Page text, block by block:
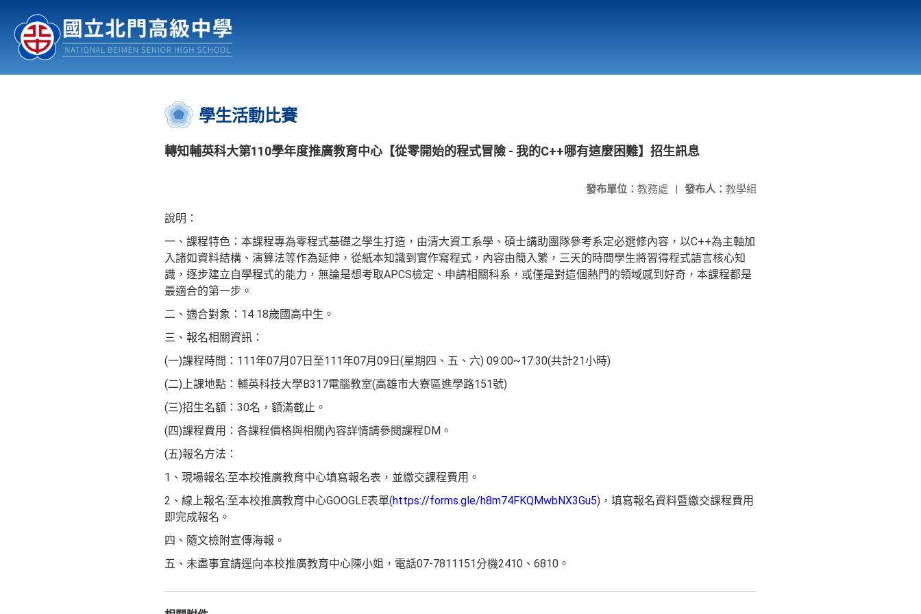
認識北中 行事曆
:::
學生活動比賽
轉知輔英科大第110學年度推廣教育中心【從零開始的程式冒險 - 我的C++哪有這麼困難】招生訊息
發布人： 教學組
發布單位： 教務處 |
說明：
一、課程特色：本課程專為零程式基礎之學生打造，由清大資工系學、碩士講助團隊參考系定必選修內容，以C++為主軸加
入諸如資料結構、演算法等作為延伸，從紙本知識到實作寫程式，內容由簡入繁，三天的時間學生將習得程式語言核心知
識，逐步建立自學程式的能力，無論是想考取APCS檢定、申請相關科系，或僅是對這個熱門的領域感到好奇，本課程都是
最適合的第一步。
二、適合對象：14 18歲國高中生。
三、報名相關資訊：
(一)課程時間：111年07月07日至111年07月09日(星期四、五、六) 09:00~17:30(共計21小時)
(二)上課地點：輔英科技大學B317電腦教室(高雄市大寮區進學路151號)
(三)招生名額：30名，額滿截止。
(四)課程費用：各課程價格與相關內容詳情請參閱課程DM。
(五)報名方法：
1、現場報名:至本校推廣教育中心填寫報名表，並繳交課程費用。
2、線上報名:至本校推廣教育中心GOOGLE表單(https://forms.gle/h8m74FKQMwbNX3Gu5)，填寫報名資料暨繳交課程費用
即完成報名。
四、隨文檢附宣傳海報。
五、未盡事宜請逕向本校推廣教育中心陳小姐，電話07-7811151分機2410、6810。